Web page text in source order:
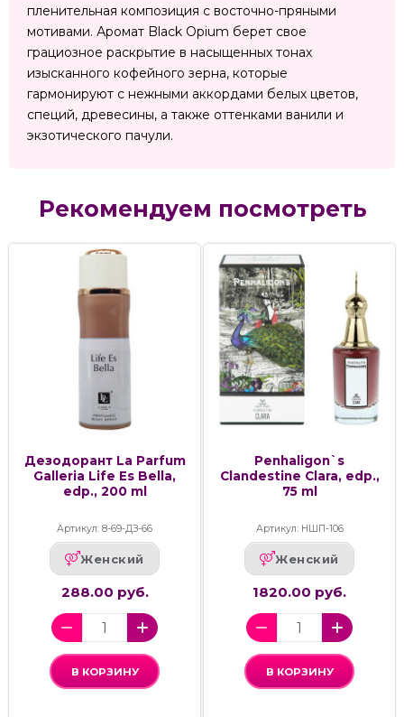
пленительная композиция с восточно-пряными
мотивами. Аромат Black Opium берет свое
грациозное раскрытие в насыщенных тонах
изысканного кофейного зерна, которые
гармонируют с нежными аккордами белых цветов,
специй, древесины, а также оттенками ванили и
экзотического пачули.
Рекомендуем посмотреть
Дезодорант La Parfum
Galleria Life Es Bella,
edp., 200 ml
Артикул: 8-69-ДЗ-66
Женский
288.00 руб.
В КОРЗИНУ
Penhaligon`s
Clandestine Clara, edp.,
75 ml
Артикул: НШП-106
Женский
1820.00 руб.
В КОРЗИНУ